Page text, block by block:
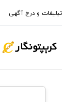
تبلیغات و درج آگهی